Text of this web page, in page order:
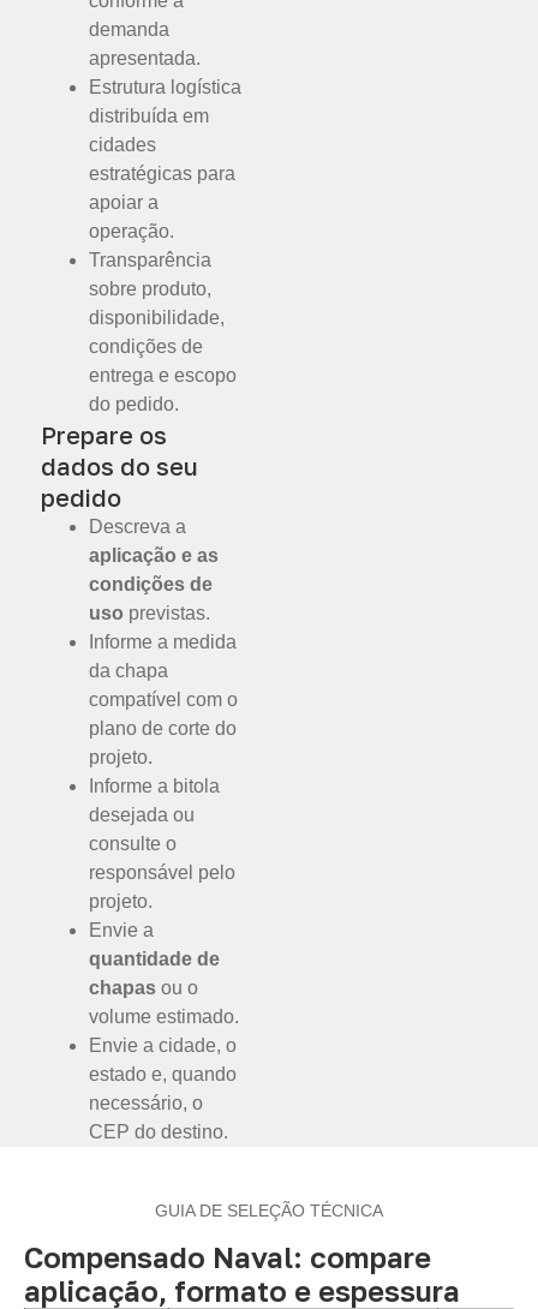
demanda
apresentada.
Estrutura logística
distribuída em
cidades
estratégicas para
apoiar a
operação.
Transparência
sobre produto,
disponibilidade,
condições de
entrega e escopo
do pedido.
Prepare os
dados do seu
pedido
Descreva a
aplicação e as
condições de
uso previstas.
Informe a medida
da chapa
compatível com o
plano de corte do
projeto.
Informe a bitola
desejada ou
consulte o
responsável pelo
projeto.
Envie a
quantidade de
chapas ou o
volume estimado.
Envie a cidade, o
estado e, quando
necessário, o
CEP do destino.
GUIA DE SELEÇÃO TÉCNICA
Compensado Naval: compare
aplicação, formato e espessura